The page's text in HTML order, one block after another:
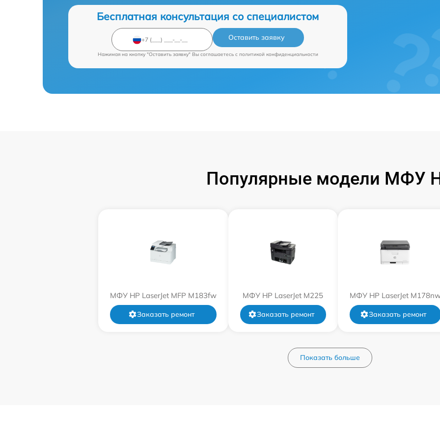
Бесплатная консультация со специалистом
Оставить заявку
Нажимая на кнопку "Оставить заявку" Вы соглашаетесь c политикой конфиденциальности
Популярные модели МФУ
МФУ HP LaserJet MFP M183fw
Заказать ремонт
МФУ HP LaserJet M225
Заказать ремонт
МФУ HP LaserJet
Заказать ремонт
Показать больше